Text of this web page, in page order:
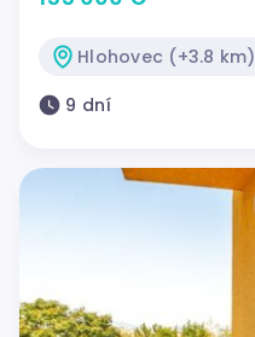
Hlohovec (+3.8 km)
9 dní